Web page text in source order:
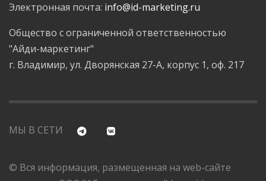
Электронная почта: info@id-marketing.ru
Общество с ограниченной ответственностью
"Айди-маркетинг"
г. Владимир, ул. Дворянская 27-А, корпус 1, оф. 217
МЫ В СЕТИ
© Вся информация, размещенная на web-сайте